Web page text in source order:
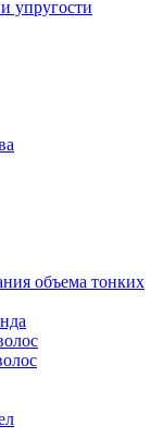
упругости
объема тонких